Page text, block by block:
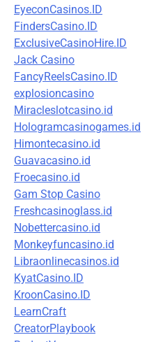
EyeconCasinos.ID
FindersCasino.ID
ExclusiveCasinoHire.ID
Jack Casino
FancyReelsCasino.ID
explosioncasino
Miracleslotcasino.id
Hologramcasinogames.id
Himontecasino.id
Guavacasino.id
Froecasino.id
Gam Stop Casino
Freshcasinoglass.id
Nobettercasino.id
Monkeyfuncasino.id
Libraonlinecasinos.id
KyatCasino.ID
KroonCasino.ID
LearnCraft
CreatorPlaybook